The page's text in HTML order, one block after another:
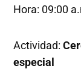
Hora: 09:00
Actividad:
especial